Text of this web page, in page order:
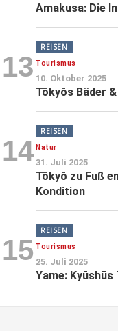
Amakusa: Die
13
REISEN
Tourismus
10. Oktober 2025
Tōkyōs Bäder
14
REISEN
Natur
31. Juli 2025
Tōkyō zu Fuß
Kondition
15
REISEN
Tourismus
25. Juli 2025
Yame: Kyūshūs